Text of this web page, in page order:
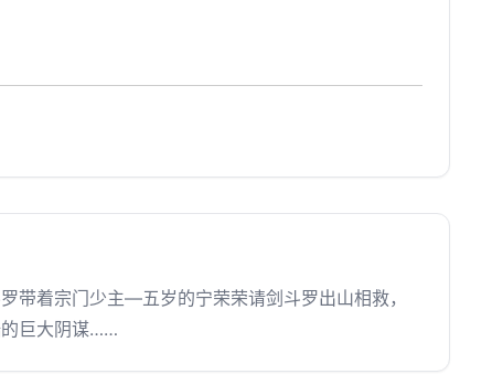
着宗门少主—五岁的宁荣荣请剑斗罗出山相救，
的巨大阴谋……